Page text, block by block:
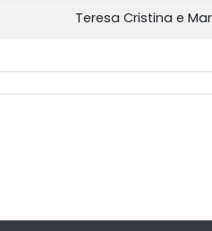
Teresa Cristina e